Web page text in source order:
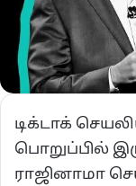
டிக்டாக்
பொறுப்பில்
ராஜினாமா